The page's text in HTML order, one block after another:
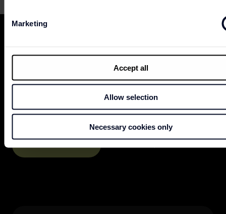
Marketing
Accept all
Allow selection
Necessary cookies only
WERDEN SIE MITGLIED
5% Gutschrift und exklusive Vorteile